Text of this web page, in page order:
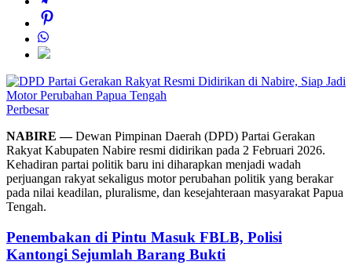
Perbesar
NABIRE —Dewan Pimpinan Daerah (DPD) Partai Gerakan
Rakyat Kabupaten Nabire resmi didirikan pada 2 Februari 2026.
Kehadiran partai politik baru ini diharapkan menjadi wadah
perjuangan rakyat sekaligus motor perubahan politik yang berakar
pada nilai keadilan, pluralisme, dan kesejahteraan masyarakat Papua
Tengah.
Penembakan di Pintu Masuk FBLB, Polisi
Kantongi Sejumlah Barang Bukti